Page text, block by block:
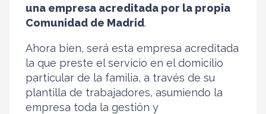
una empresa acreditada por la propia
Comunidad de Madrid.
Ahora bien, será esta empresa acreditada
la que preste el servicio en el domicilio
particular de la familia, a través de su
plantilla de trabajadores, asumiendo la
empresa toda la gestión y